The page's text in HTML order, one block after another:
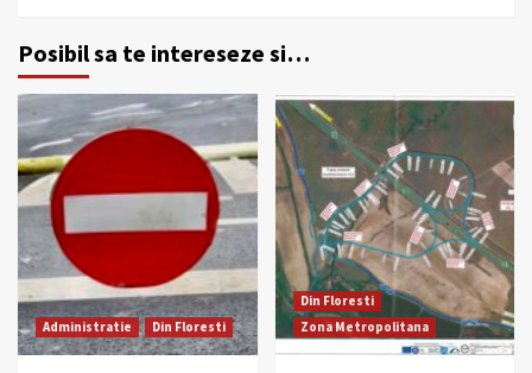
Posibil sa te intereseze si…
Administratie Din Floresti
Din Floresti
Zona Metropolitana